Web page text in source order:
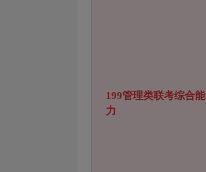
199管理类联考综合能
力